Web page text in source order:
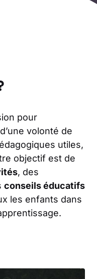
pour
volonté de
utiles,
objectif est de
, des
conseils éducatifs
les enfants dans